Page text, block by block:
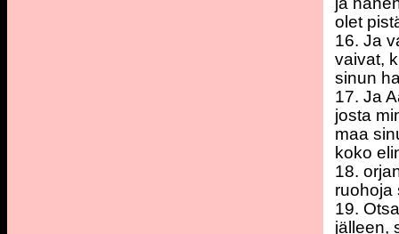
olet
16. Ja
vaivat,
sinun
17. Ja
josta
maa
koko
18.
ruohoja
19.
jälleen,